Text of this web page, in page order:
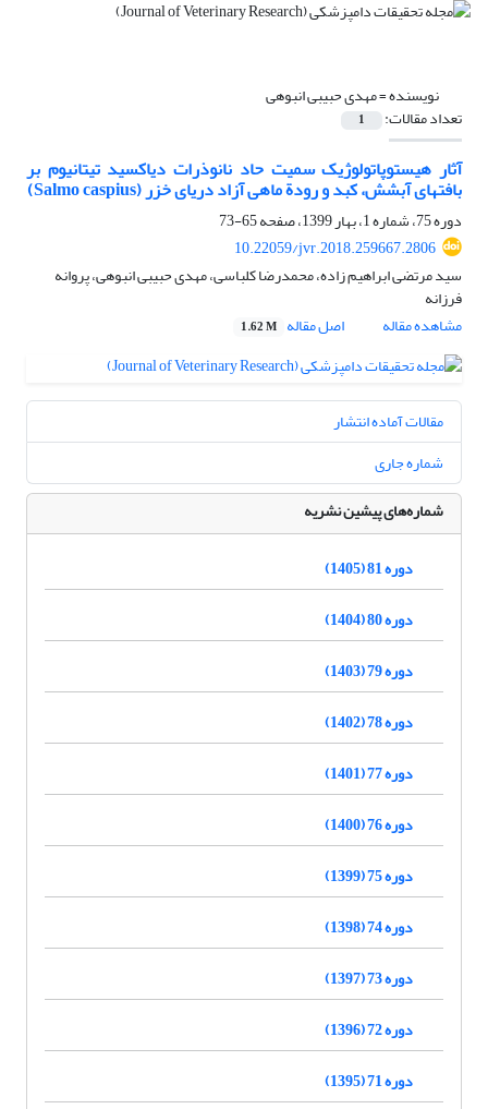
نویسنده =مهدی حبیبی انبوهی
تعداد مقالات: 1
آثار هیستوپاتولوژیک سمیت حاد نانوذرات دی‎اکسید تیتانیوم بر
بافت‎های آبشش، کبد و رودة ماهی آزاد دریای خزر (Salmo caspius)
دوره 75، شماره 1، بهار 1399، صفحه
65-73
10.22059/jvr.2018.259667.2806
سید مرتضی ابراهیم زاده، محمدرضا کلباسی، مهدی حبیبی انبوهی، پروانه
فرزانه
مشاهده مقاله
اصل مقاله 1.62 M
مقالات آماده انتشار
شماره جاری
شماره‌های پیشین نشریه
دوره 81 (1405)
دوره 80 (1404)
دوره 79 (1403)
دوره 78 (1402)
دوره 77 (1401)
دوره 76 (1400)
دوره 75 (1399)
دوره 74 (1398)
دوره 73 (1397)
دوره 72 (1396)
دوره 71 (1395)